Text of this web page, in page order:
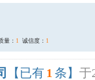
量： 1 诚信度： 1
【已有 1 条】 于